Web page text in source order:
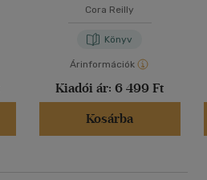
Cora Reilly
Könyv
Árinformációk
Kiadói ár: 6 499 Ft
Kosárba